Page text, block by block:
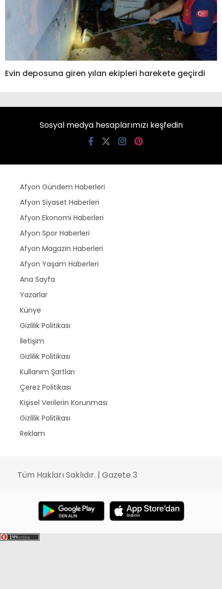
Evin deposuna giren yılan ekipleri harekete geçirdi
Sosyal medya hesaplarımızı keşfedin
Afyon Gündem Haberleri
Afyon Siyaset Haberleri
Afyon Ekonomi Haberleri
Afyon Spor Haberleri
Afyon Magazin Haberleri
Afyon Yaşam Haberleri
Ana Sayfa
Yazarlar
Künye
Gizlilik Politikası
İletişim
Gizlilik Politikası
Kullanım Şartları
Çerez Politikası
Kişisel Verilerin Korunması
Gizlilik Politikası
Reklam
Tüm Hakları Saklıdır. | Gazete 3